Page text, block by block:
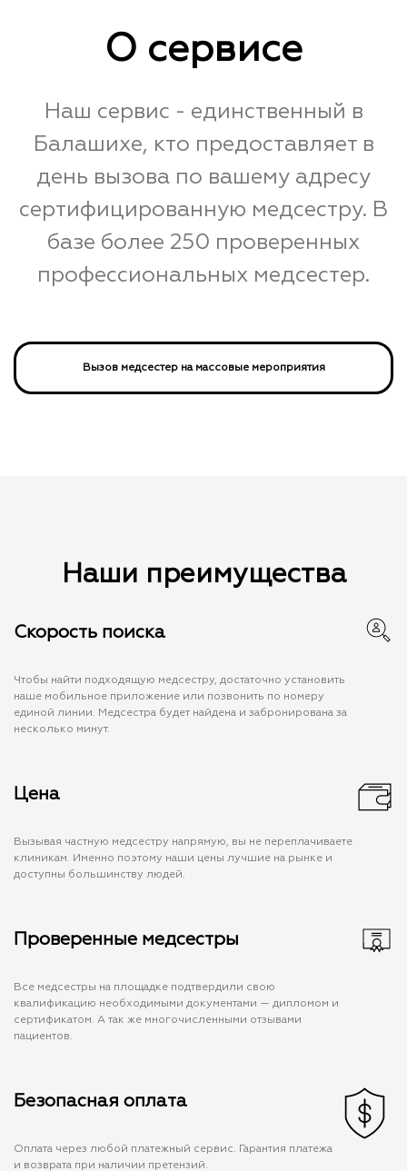
О сервисе
Наш сервис - единственный в
Балашихе, кто предоставляет в
день вызова по вашему адресу
сертифицированную медсестру. В
базе более 250 проверенных
профессиональных медсестер.
Вызов медсестер на массовые мероприятия
Наши преимущества
Скорость поиска
Чтобы найти подходящую медсестру, достаточно установить
наше мобильное приложение или позвонить по номеру
единой линии. Медсестра будет найдена и забронирована за
несколько минут.
Цена
Вызывая частную медсестру напрямую, вы не переплачиваете
клиникам. Именно поэтому наши цены лучшие на рынке и
доступны большинству людей.
Проверенные медсестры
Все медсестры на площадке подтвердили свою
квалификацию необходимыми документами — дипломом и
сертификатом. А так же многочисленными отзывами
пациентов.
Безопасная оплата
Оплата через любой платежный сервис. Гарантия платежа
и возврата при наличии претензий.